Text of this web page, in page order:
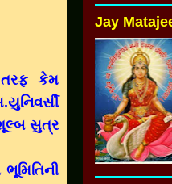
તરફ કેમ
સુત્ર
Jay